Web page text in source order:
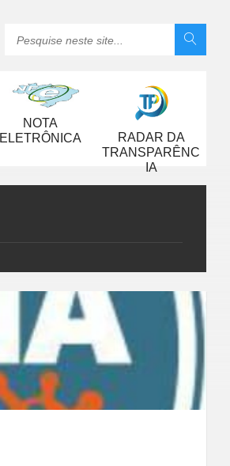
NOTA
ELETRÔNICA
RADAR DA
TRANSPARÊNC
IA